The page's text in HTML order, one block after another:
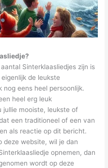
Sinterklaasliedjes zijn is
de leukste
nog eens heel persoonlijk.
heel erg leuk
jullie mooiste, leukste of
een traditioneel of een van
als reactie op dit bericht.
deze website, wil je dan
opnemen, dan
wordt op deze